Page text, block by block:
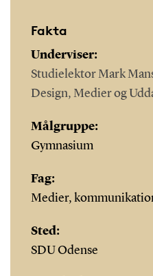
Fakta
Underviser:
Studielektor Mark
Design, Medier og
Målgruppe:
Gymnasium
Fag:
Medier,
Sted:
SDU Odense